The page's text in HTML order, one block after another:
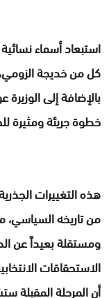
استبعاد أسماء
كل من خديجة الزومي،
بالإضافة إلى
خطوة جريئة ومثيرة
هذه التغييرات
من تاريخه السياسي،
ومستقلة بعيداً عن
الاستحقاقات
أن المرحلة